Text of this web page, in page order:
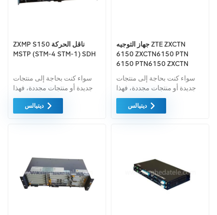
ZXMP S150 ناقل الحركة
MSTP (STM-4 STM-1) SDH
سواء كنت بحاجة إلى منتجات
جديدة أو منتجات مجددة، فهذا
أمر شامل الضمان كمعيار. نحن
فقط نشتري معدات السوق
توفير كل هذه بأفضل الأسعار
ديتيالس
جهاز التوجيه ZTE ZXCTN
6150 ZXCTN6150 PTN
6150 PTN6150 ZXCTN
6200 PTN 6200 ZXTN
9008
سواء كنت بحاجة إلى منتجات
جديدة أو منتجات مجددة، فهذا
أمر شامل الضمان كمعيار. نحن
فقط نشتري معدات السوق
توفير كل هذه بأفضل الأسعار
ديتيالس